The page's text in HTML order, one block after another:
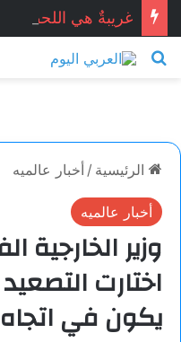
غريبةٌ هي اللحظات..
بحث عن
الرئيسية / أخبار عالميه
أخبار عالميه
وزير الخارجية
اختارت
يكون في